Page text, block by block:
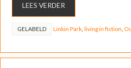
LEES VERDER
GELABELD Linkin Park, living in fiction